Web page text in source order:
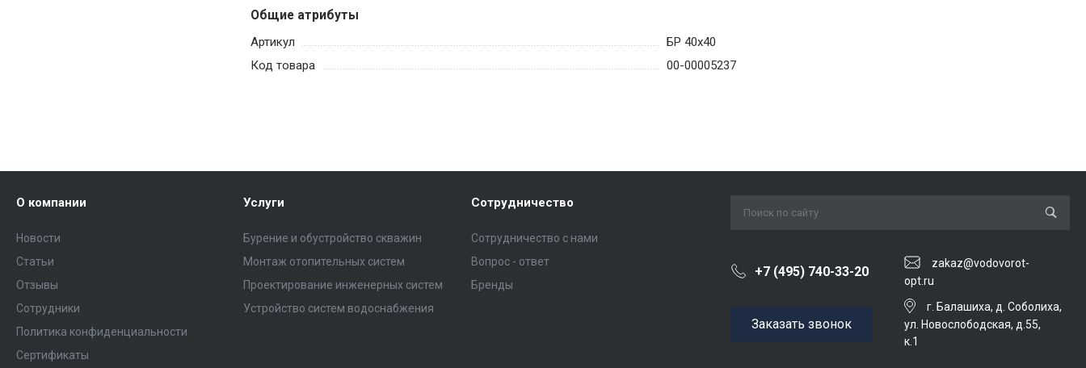
Общие атрибуты
Артикул
БР 40х40
Код товара
00-00005237
О компании
Новости
Статьи
Отзывы
Сотрудники
Политика конфиденциальности
Сертификаты
Услуги
Бурение и обустройство скважин
Монтаж отопительных систем
Проектирование инженерных систем
Устройство систем водоснабжения
Сотрудничество
Сотрудничество с нами
Вопрос - ответ
Бренды
+7 (495) 740-33-20
zakaz@vodovorot-
opt.ru
Заказать звонок
г. Балашиха, д. Соболиха,
ул. Новослободская, д.55,
к.1